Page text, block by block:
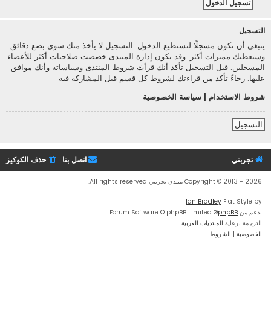
التسجيل
ينبغي أن تكون مسجلًا لتستطيع الدخول. التسجيل لا يأخذ منك سوى بضع دقائق
وسيعطيك مميزات أكثر. وقد تكون إدارة المنتدى خصصت صلاحيات أكثر للأعضاء
المسجلين. قبل التسجيل تأكد أنك قرأتَ شروط المنتدى وسياساته وأنك موافق
عليها. رجاءً تأكد من قراءتك لشروط كل قسم قبل المشاركة فيه
شروط الاستخدام
سياسة الخصوصية
التسجيل
تجربتي حذف الكوكيز اتصل بنا
Copyright © 2013 - 2026 منتدى تجربتي All rights reserved.
Flat Style by
Ian Bradley
بدعم من phpBB
® Forum Software © phpBB Limited
الترجمة برعاية المنتديات العربية
الخصوصية | الشروط